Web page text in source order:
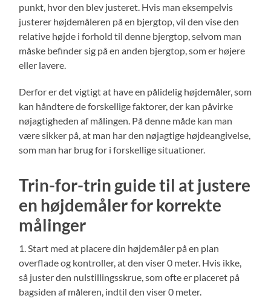
punkt, hvor den blev justeret. Hvis man eksempelvis
justerer højdemåleren på en bjergtop, vil den vise den
relative højde i forhold til denne bjergtop, selvom man
måske befinder sig på en anden bjergtop, som er højere
eller lavere.
Derfor er det vigtigt at have en pålidelig højdemåler, som
kan håndtere de forskellige faktorer, der kan påvirke
nøjagtigheden af målingen. På denne måde kan man
være sikker på, at man har den nøjagtige højdeangivelse,
som man har brug for i forskellige situationer.
Trin-for-trin guide til at justere
en højdemåler for korrekte
målinger
1. Start med at placere din højdemåler på en plan
overflade og kontroller, at den viser 0 meter. Hvis ikke,
så juster den nulstillingsskrue, som ofte er placeret på
bagsiden af måleren, indtil den viser 0 meter.